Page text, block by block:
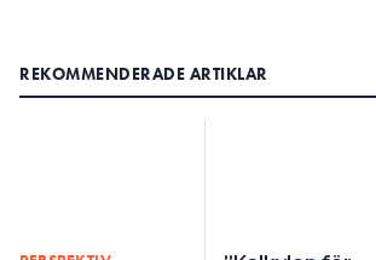
REKOMMENDERADE ARTIKLAR